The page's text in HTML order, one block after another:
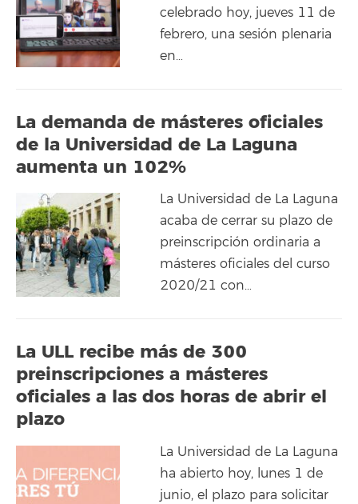
celebrado hoy, jueves 11 de
febrero, una sesión plenaria
en…
La demanda de másteres oficiales
de la Universidad de La Laguna
aumenta un 102%
La Universidad de La Laguna
acaba de cerrar su plazo de
preinscripción ordinaria a
másteres oficiales del curso
2020/21 con…
La ULL recibe más de 300
preinscripciones a másteres
oficiales a las dos horas de abrir el
plazo
La Universidad de La Laguna
ha abierto hoy, lunes 1 de
junio, el plazo para solicitar